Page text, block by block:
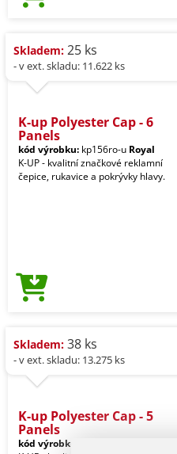
Skladem: 25 ks
- v ext. skladu: 11.622 ks
K-up Polyester Cap - 6
Panels
kód výrobku: kp156ro-u Royal
K-UP - kvalitní značkové reklamní
čepice, rukavice a pokrývky hlavy.
Skladem: 38 ks
- v ext. skladu: 13.275 ks
K-up Polyester Cap - 5
Panels
kód výrobku: